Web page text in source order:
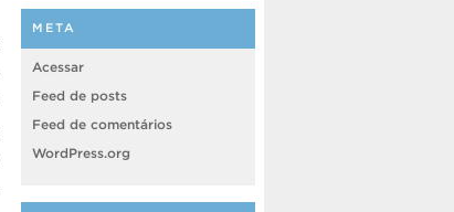
META
Acessar
Feed de posts
Feed de comentários
WordPress.org